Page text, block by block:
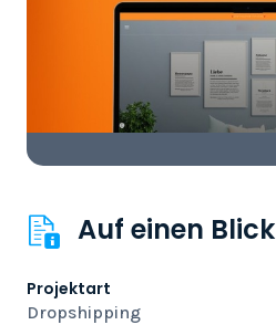
Auf einen Blick
Projektart
Dropshipping